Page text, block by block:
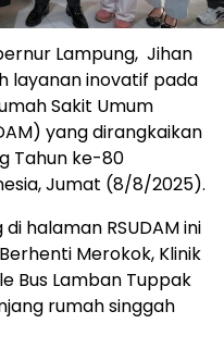
Lampung, Jihan
layanan inovatif pada
Sakit Umum
yang dirangkaikan
Tahun ke-80
Jumat (8/8/2025).
halaman RSUDAM ini
Merokok, Klinik
Bus Lamban Tuppak
rumah singgah